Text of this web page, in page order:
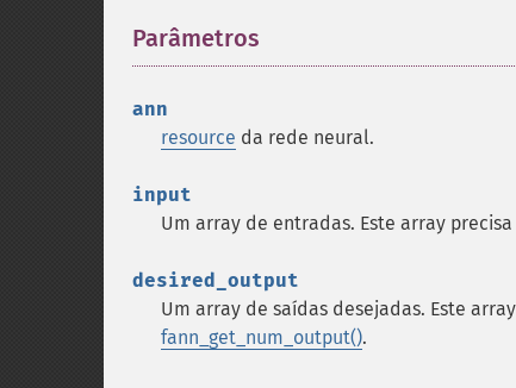
Parâmetros
ann
resource da rede neural.
input
Um array de entradas. Este array
desired_output
Um array de saídas desejadas. Este
fann_get_num_output().